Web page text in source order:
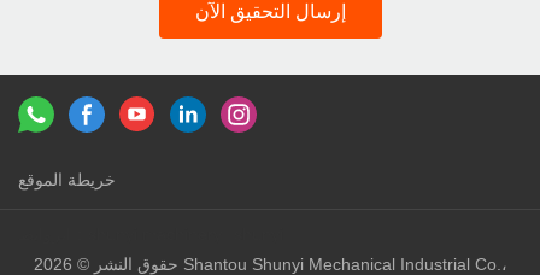
إرسال التحقيق الآن
خريطة الموقع
حقوق النشر © 2026 Shantou Shunyi Mechanical Industrial Co.،